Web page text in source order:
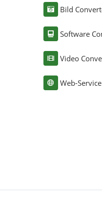
Bild
Software
Video
Web-